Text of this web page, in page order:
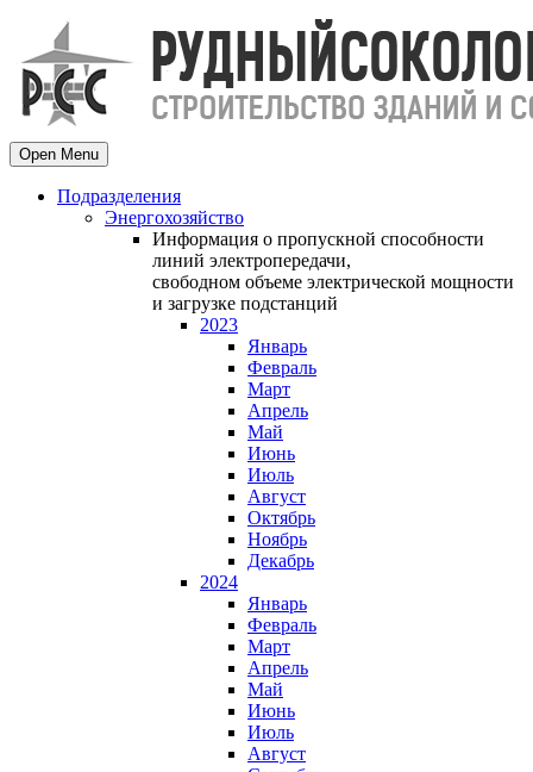
Open Menu
Подразделения
Энергохозяйство
Информация о пропускной способности
линий электропередачи,
свободном объеме электрической мощности
и загрузке подстанций
2023
Январь
Февраль
Март
Апрель
Май
Июнь
Июль
Август
Октябрь
Ноябрь
Декабрь
2024
Январь
Февраль
Март
Апрель
Май
Июнь
Июль
Август